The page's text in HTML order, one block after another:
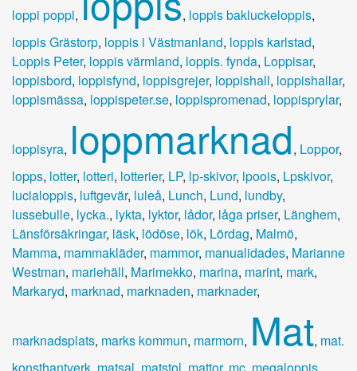
loppi poppi, , loppis bakluckeloppis,
loppis Grästorp, loppis i Västmanland, loppis karlstad,
Loppis Peter, loppis värmland, loppis. fynda, Loppisar,
loppisbord, loppisfynd, loppisgrejer, loppishall, loppishallar,
loppismässa, loppispeter.se, loppispromenad, loppisprylar,
loppisyra, loppmarknad, Loppor,
lopps, lotter, lotteri, lotterier, LP, lp-skivor, lpoois, Lpskivor,
lucialoppis, luftgevär, luleå, Lunch, Lund, lundby,
lussebulle, lycka., lykta, lyktor, lådor, låga priser, Länghem,
Länsförsäkringar, läsk, lödöse, lök, Lördag, Malmö,
Mamma, mammakläder, mammor, manualidades, Marianne
Westman, mariehäll, Marimekko, marina, marint, mark,
Markaryd, marknad, marknaden, marknader,
marknadsplats, marks kommun, marmorn, Mat, mat.